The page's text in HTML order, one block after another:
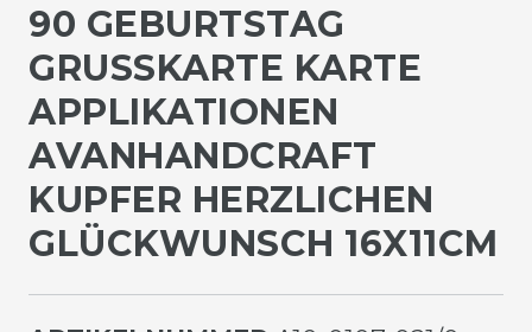
90 GEBURTSTAG
GRUSSKARTE KARTE A
PPLIKATIONEN A
VANHANDCRAFT K
UPFER HERZLICHEN G
LÜCKWUNSCH 16X11CM